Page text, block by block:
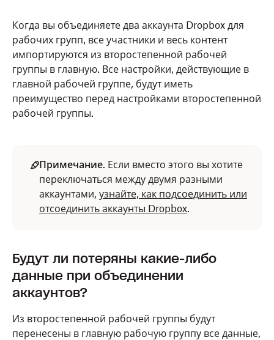
Когда вы объединяете два аккаунта Dropbox для
рабочих групп, все участники и весь контент
импортируются из второстепенной рабочей
группы в главную. Все настройки, действующие в
главной рабочей группе, будут иметь
преимущество перед настройками второстепенной
рабочей группы.
Примечание. Если вместо этого вы хотите
переключаться между двумя разными
аккаунтами, узнайте, как подсоединить или
отсоединить аккаунты Dropbox.
Будут ли потеряны какие-либо
данные при объединении
аккаунтов?
Из второстепенной рабочей группы будут
перенесены в главную рабочую группу все данные,